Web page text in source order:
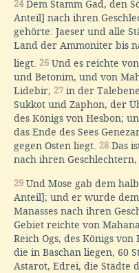
24Dem Stamm Gad, den
Anteil] nach ihren
gehörte: Jaeser und alle
Land der Ammoniter bis
liegt. 26 Und es reichte
und Betonim, und von
Lidebir; 27 in der
Sukkot und Zaphon, der
des Königs von Hesbon;
das Ende des Sees
gegen Osten liegt. 28 Das
nach ihren
29 Und Mose gab dem
Anteil]; und er wurde
Manasses nach ihren
Gebiet reichte von
Reich Ogs, des Königs
die in Baschan liegen, 60
Astarot, Edrei, die Städte